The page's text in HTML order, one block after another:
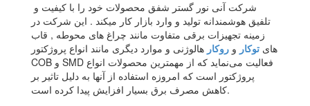
تلفیق هوشمندانه تولید و وارد بازار کار میکند . این شرکت در
زمینه تجهیزات برقی متفاوت مانند چراغ های محوطه , قاب
های توکار و روکار هالوژنی و موارد دیگری مانند انواع پروژکتور
COB و SMD فعالیت می‌نماید که از مهمترین محصولات انواع
پروژکتور است که امروزه استفاده از آنها به دلیل تاثیر بر
کاهش مصرف برق بسیار افزایش پیدا کرده است.